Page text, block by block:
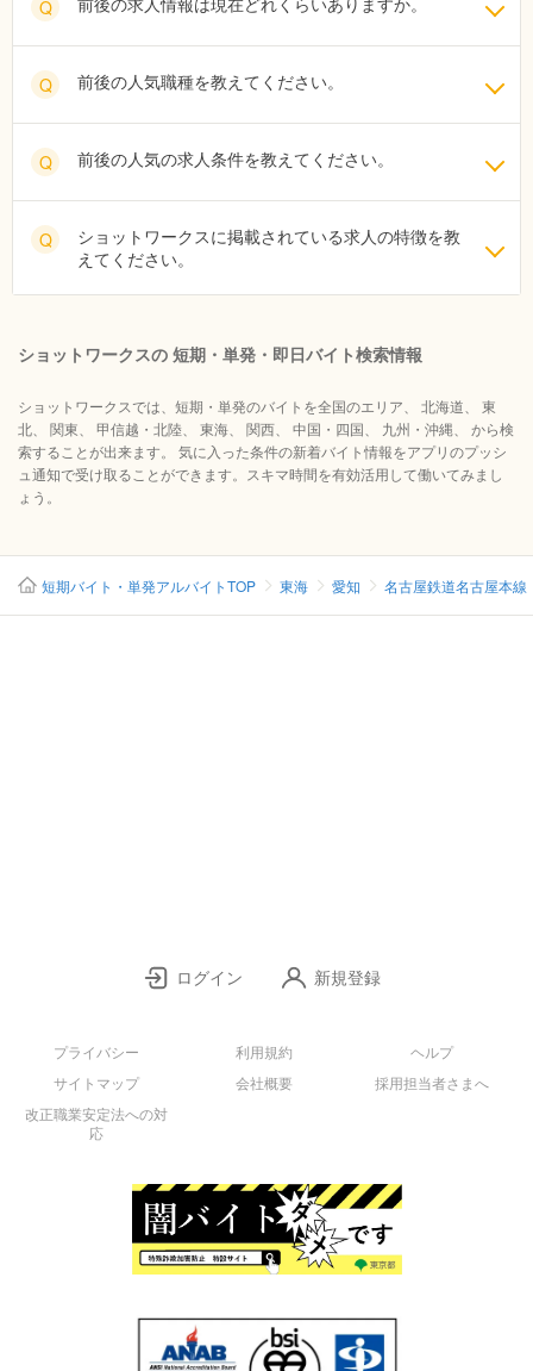
Q
Q 前後の人気職種を教えてください。
Q 前後の人気の求人条件を教えてください。
Q
ショットワークスに掲載されている求人の特徴を教
えてください。
ショットワークスの 短期・単発・即日バイト検索情報
ショットワークスでは、短期・単発のバイトを全国のエリア、 北海道、 東
北、 関東、 甲信越・北陸、 東海、 関西、 中国・四国、 九州・沖縄、 から検
索することが出来ます。 気に入った条件の新着バイト情報をアプリのプッシ
ュ通知で受け取ることができます。スキマ時間を有効活用して働いてみまし
ょう。
短期バイト・単発アルバイトTOP 東海 愛知 名古屋鉄道名古屋本線
ログイン 新規登録
プライバシー 利用規約
ヘルプ
サイトマップ
会社概要
採用担当者さまへ
改正職業安定法への対
応